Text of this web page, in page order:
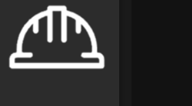
Maestro organiza
registros de exames
e treinamentos,
automatiza alertas e
disponibiliza